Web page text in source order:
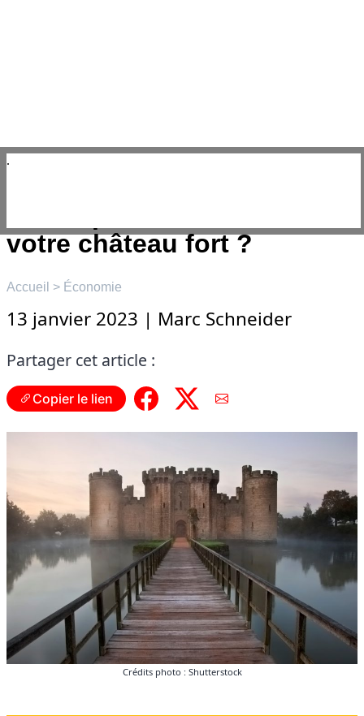
votre château fort ?
Accueil > Économie
13 janvier 2023 | Marc Schneider
Partager cet article :
Copier le lien
Crédits photo : Shutterstock